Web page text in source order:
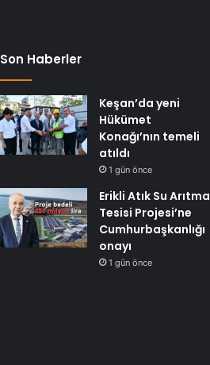
Son Haberler
Keşan’da yeni
Hükümet
Konağı’nın temeli
atıldı
1 gün önce
Erikli Atık Su Arıtma
Tesisi Projesi’ne
Cumhurbaşkanlığı
onayı
1 gün önce